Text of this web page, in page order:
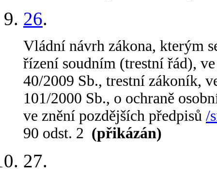
26.
Vládní návrh zákona, kterým
řízení soudním (trestní řád),
40/2009 Sb., trestní zákoník,
101/2000 Sb., o ochraně
ve znění pozdějších předpisů /
90 odst. 2 (přikázán)
27.